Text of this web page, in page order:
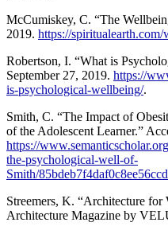
McCumiskey, C. “The
2019. https://
Robertson, I. “What is
September 27, 2019. https://
is-psychological-wellbeing/.
Smith, C. “The Impact of
of the Adolescent Learner.”
https://
the-psychological-well-of-
Smith/
Streemers, K. “Architecture
Architecture Magazine by